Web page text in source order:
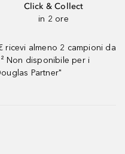
Click & Collect
in 2 ore
almeno 2 campioni da
Non disponibile per i
Partner"